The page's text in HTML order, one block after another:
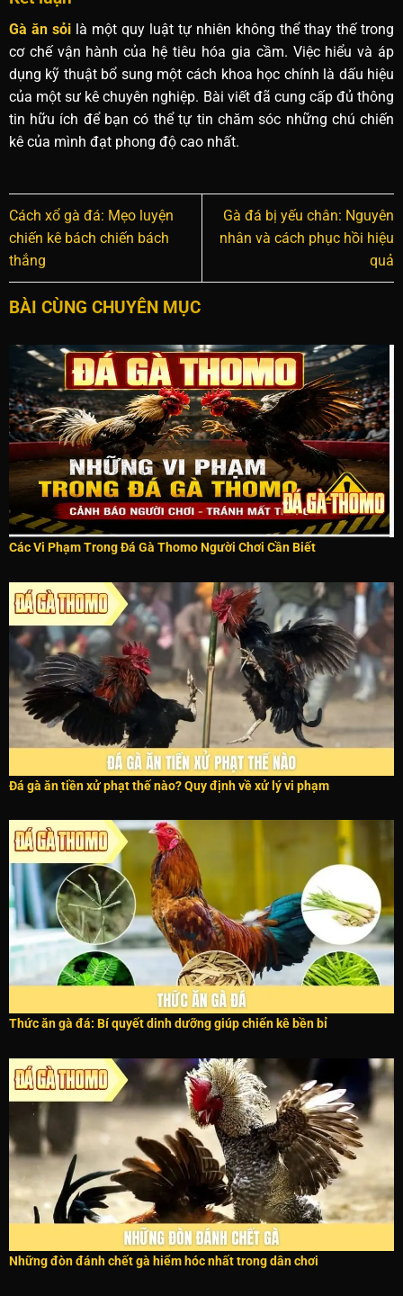
Gà ăn sỏilà một quy luật tự nhiên không thể thay thế trong
cơ chế vận hành của hệ tiêu hóa gia cầm. Việc hiểu và áp
dụng kỹ thuật bổ sung một cách khoa học chính là dấu hiệu
của một sư kê chuyên nghiệp. Bài viết đã cung cấp đủ thông
tin hữu ích để bạn có thể tự tin chăm sóc những chú chiến
kê của mình đạt phong độ cao nhất.
Cách xổ gà đá: Mẹo luyện
chiến kê bách chiến bách
thắng
Gà đá bị yếu chân: Nguyên
nhân và cách phục hồi hiệu
quả
BÀI CÙNG CHUYÊN MỤC
Các Vi Phạm Trong Đá Gà Thomo Người Chơi Cần Biết
Đá gà ăn tiền xử phạt thế nào? Quy định về xử lý vi phạm
Thức ăn gà đá: Bí quyết dinh dưỡng giúp chiến kê bền bỉ
Những đòn đánh chết gà hiểm hóc nhất trong dân chơi